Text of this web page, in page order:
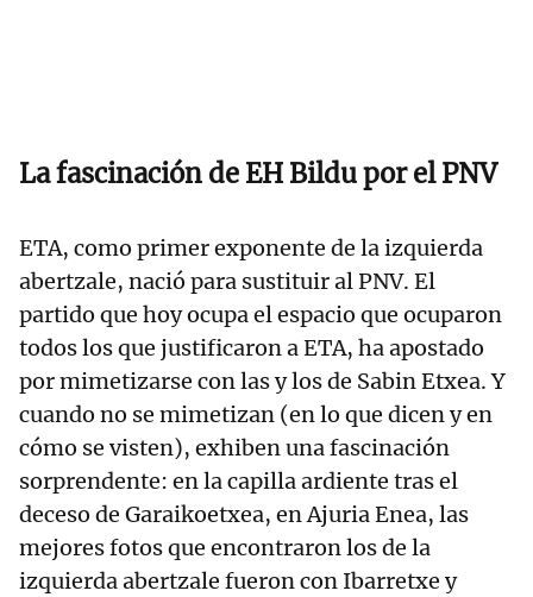
La fascinación de EH Bildu por el PNV
ETA, como primer exponente de la izquierda
abertzale, nació para sustituir al PNV. El
partido que hoy ocupa el espacio que ocuparon
todos los que justificaron a ETA, ha apostado
por mimetizarse con las y los de Sabin Etxea. Y
cuando no se mimetizan (en lo que dicen y en
cómo se visten), exhiben una fascinación
sorprendente: en la capilla ardiente tras el
deceso de Garaikoetxea, en Ajuria Enea, las
mejores fotos que encontraron los de la
izquierda abertzale fueron con Ibarretxe y